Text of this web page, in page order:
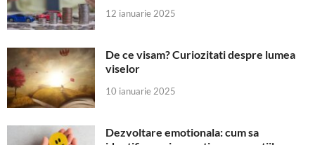
12 ianuarie 2025
De ce visam? Curiozitati despre lumea
viselor
10 ianuarie 2025
Dezvoltare emotionala: cum sa